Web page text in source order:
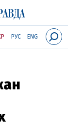
РУС ENG